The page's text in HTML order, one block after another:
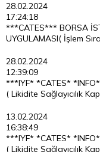
28.02.2024
17:24:18
***CATES*** BORSA
UYGULAMASI( İşlem
28.02.2024
12:39:09
***IYF* *CATES*
( Likidite Sağlayıcılık
13.02.2024
16:38:49
***IYF* *CATES*
( Likidite Sağlayıcılık